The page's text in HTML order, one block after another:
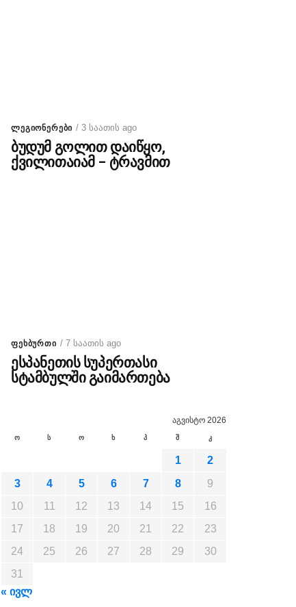
ᲚᲔᲒᲘᲝᲜᲔᲠᲔᲑᲘ / 3 საათის ago
ბუდუმ გოლით დაიწყო,
ქვილითაიამ – ტრავმით
ᲤᲔᲮᲑᲣᲠᲗᲘ / 7 საათის ago
ესპანეთის სუპერთასი
სტამბულში გაიმართება
აგვისტო 2026
ო ს ო ხ პ შ კ
1
2
3
4 5 6 7 8
9
10
11 12 13 14 15
16
17
18 19 20 21 22
23
24
25 26 27 28 29
30
31
« ივლ